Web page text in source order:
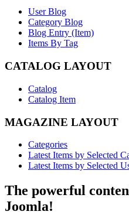
User Blog
Category Blog
Blog Entry (Item)
Items By Tag
CATALOG LAYOUT
Catalog
Catalog Item
MAGAZINE LAYOUT
Categories
Latest Items by Selected
Latest Items by Selected
The powerful
Joomla!